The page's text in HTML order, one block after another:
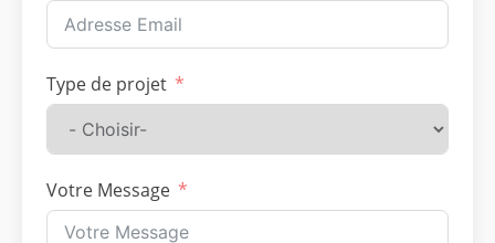
Type de projet
Votre Message